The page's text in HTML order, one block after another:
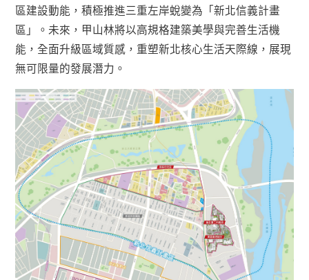
區建設動能，積極推進三重左岸蛻變為「新北信義計畫
區」。未來，甲山林將以高規格建築美學與完善生活機
能，全面升級區域質感，重塑新北核心生活天際線，展現
無可限量的發展潛力。